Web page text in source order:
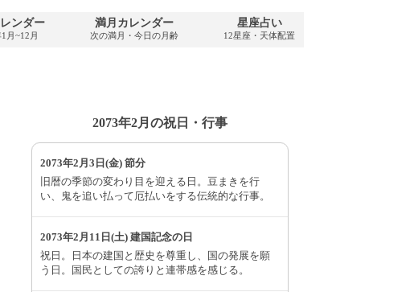
ンダー
月~12月
満月カレンダー
次の満月・今日の月齢
星座占い
12星座・天体配置
2073年2月の祝日・行事
2073年2月3日(金) 節分
旧暦の季節の変わり目を迎える日。豆まきを行
い、鬼を追い払って厄払いをする伝統的な行事。
2073年2月11日(土) 建国記念の日
祝日。日本の建国と歴史を尊重し、国の発展を願
う日。国民としての誇りと連帯感を感じる。